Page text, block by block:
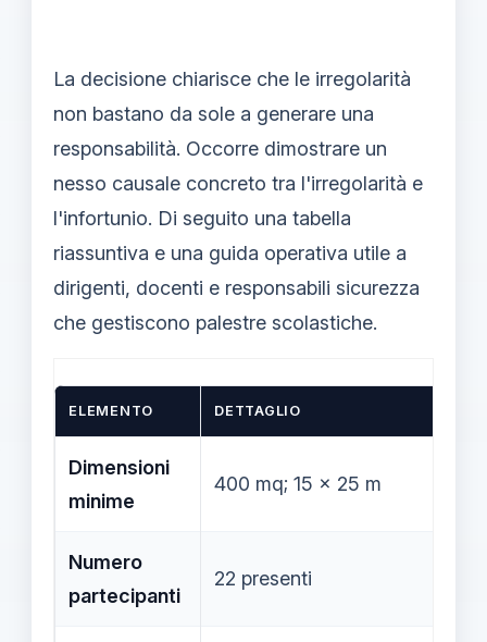
La decisione chiarisce che le irregolarità
non bastano da sole a generare una
responsabilità. Occorre dimostrare un
nesso causale concreto tra l'irregolarità e
l'infortunio. Di seguito una tabella
riassuntiva e una guida operativa utile a
dirigenti, docenti e responsabili sicurezza
che gestiscono palestre scolastiche.
ELEMENTO DETTAGLIO
Dimensioni
minime
400 mq; 15 x 25 m
Numero
partecipanti
22 presenti